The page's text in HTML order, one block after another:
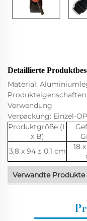
Detaillierte
Material:
Verwendung
Verpackung: Einzel-
Produktgröße (L
x B)
3,8 x 94 ± 0,1 cm
18
Verwandte Produkte